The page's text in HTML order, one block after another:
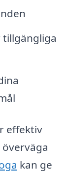
tillgängliga
effektiv
kan ge